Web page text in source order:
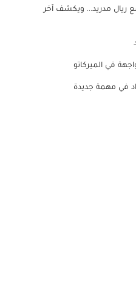
ريال مدريد... ويكشف آخر
في الميركاتو
في مهمة جديدة